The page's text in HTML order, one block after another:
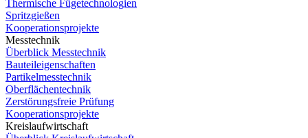
Thermische Fügetechnologien
Spritzgießen
Kooperationsprojekte
Messtechnik
Überblick Messtechnik
Bauteileigenschaften
Partikelmesstechnik
Oberflächentechnik
Zerstörungsfreie Prüfung
Kooperationsprojekte
Kreislaufwirtschaft